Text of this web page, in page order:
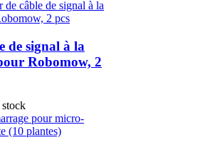
de signal à la
Robomow, 2